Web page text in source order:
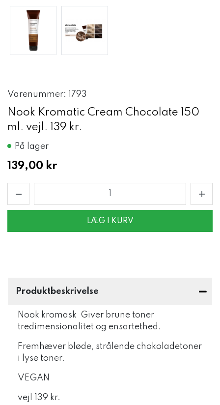
Varenummer: 1793
Nook Kromatic Cream Chocolate 150
ml. vejl. 139 kr.
På lager
139,00 kr
LÆG I KURV
Produktbeskrivelse
Nook kromask Giver brune toner
tredimensionalitet og ensartethed.
Fremhæver bløde, strålende chokoladetoner
i lyse toner.
VEGAN
vejl 139 kr.